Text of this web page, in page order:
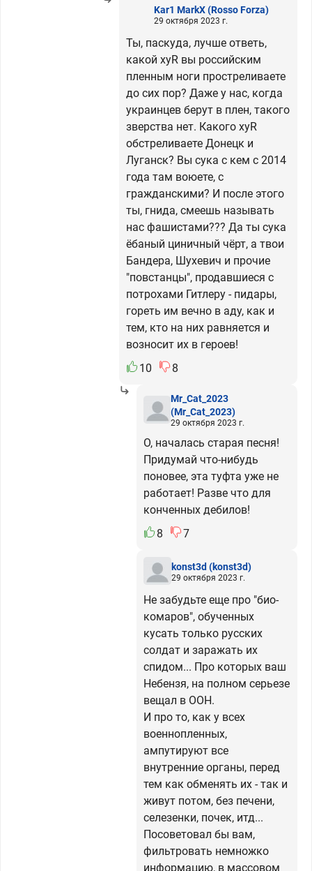
Kar1 MarkX(Rosso Forza)
29 октября 2023 г.
Ты, паскуда, лучше ответь,
какой хуR вы российским
пленным ноги простреливаете
до сих пор? Даже у нас, когда
украинцев берут в плен, такого
зверства нет. Какого хуR
обстреливаете Донецк и
Луганск? Вы сука с кем с 2014
года там воюете, с
гражданскими? И после этого
ты, гнида, смеешь называть
нас фашистами??? Да ты сука
ёбаный циничный чёрт, а твои
Бандера, Шухевич и прочие
"повстанцы", продавшиеся с
потрохами Гитлеру - пидары,
гореть им вечно в аду, как и
тем, кто на них равняется и
возносит их в героев!
10
8
Mr_Cat_2023
(Mr_Cat_2023)
29 октября 2023 г.
О, началась старая песня!
Придумай что-нибудь
поновее, эта туфта уже не
работает! Разве что для
конченных дебилов!
8
7
konst3d(konst3d)
29 октября 2023 г.
Не забудьте еще про "био-
комаров", обученных
кусать только русских
солдат и заражать их
спидом... Про которых ваш
Небензя, на полном серьезе
вещал в ООН.
И про то, как у всех
военнопленных,
ампутируют все
внутренние органы, перед
тем как обменять их - так и
живут потом, без печени,
селезенки, почек, итд...
Посоветовал бы вам,
фильтровать немножко
информацию, в массовом